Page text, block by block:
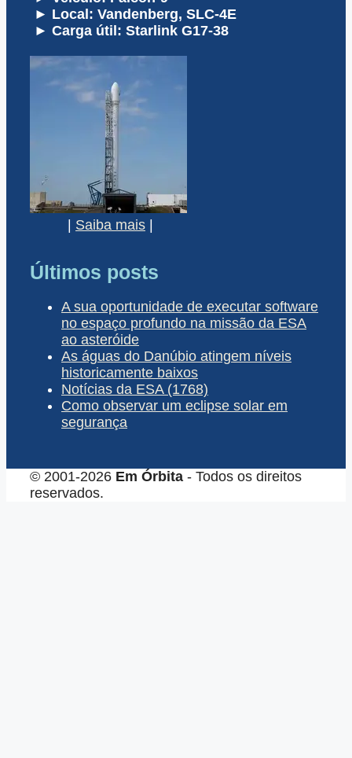
► Local: Vandenberg, SLC-4E
► Carga útil: Starlink G17-38
| Saiba mais |
Últimos posts
A sua oportunidade de executar software
no espaço profundo na missão da ESA
ao asteróide
As águas do Danúbio atingem níveis
historicamente baixos
Notícias da ESA (1768)
Como observar um eclipse solar em
segurança
© 2001-2026 Em Órbita - Todos os direitos
reservados.